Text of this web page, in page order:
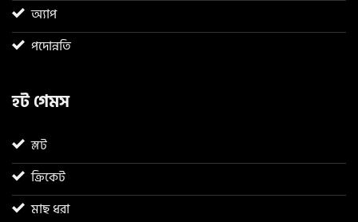
অ্যাপ
পদোন্নতি
হট গেমস
স্লট
ক্রিকেট
মাছ ধরা